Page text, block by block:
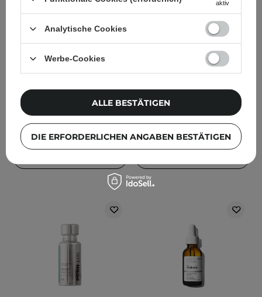
SKIN1004 - Madagascar
Ampoule Mask -
118
2,95 €
Round Lab - Birch Juice
Moisturizing Cream -
Feuchtigkeitscreme mit
Birkensaft - 80ml
16,95 €
aktiv
Analytische Cookies
Werbe-Cookies
DIE ERFORDERLICHEN ANGABEN BESTÄTIGEN
ALLE BESTÄTIGEN